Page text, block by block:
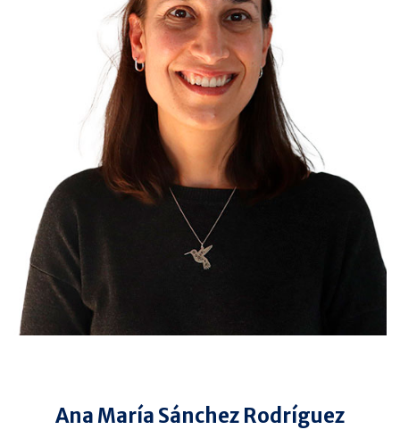
Ana María Sánchez Rodríguez